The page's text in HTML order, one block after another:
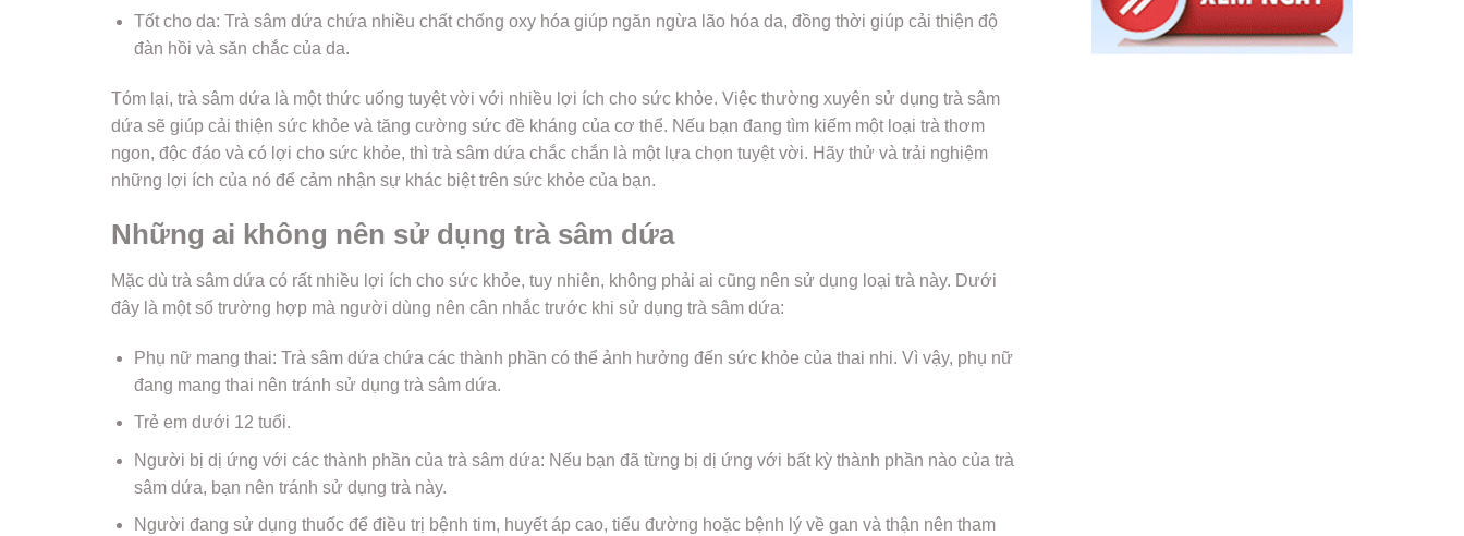
Tốt cho da: Trà sâm dứa chứa nhiều chất chống oxy hóa giúp ngăn ngừa lão hóa da, đồng thời giúp cải thiện độ
đàn hồi và săn chắc của da.
Tóm lại, trà sâm dứa là một thức uống tuyệt vời với nhiều lợi ích cho sức khỏe. Việc thường xuyên sử dụng trà sâm
dứa sẽ giúp cải thiện sức khỏe và tăng cường sức đề kháng của cơ thể. Nếu bạn đang tìm kiếm một loại trà thơm
ngon, độc đáo và có lợi cho sức khỏe, thì trà sâm dứa chắc chắn là một lựa chọn tuyệt vời. Hãy thử và trải nghiệm
những lợi ích của nó để cảm nhận sự khác biệt trên sức khỏe của bạn.
Những ai không nên sử dụng trà sâm dứa
Mặc dù trà sâm dứa có rất nhiều lợi ích cho sức khỏe, tuy nhiên, không phải ai cũng nên sử dụng loại trà này. Dưới
đây là một số trường hợp mà người dùng nên cân nhắc trước khi sử dụng trà sâm dứa:
Phụ nữ mang thai: Trà sâm dứa chứa các thành phần có thể ảnh hưởng đến sức khỏe của thai nhi. Vì vậy, phụ nữ
đang mang thai nên tránh sử dụng trà sâm dứa.
Trẻ em dưới 12 tuổi.
Người bị dị ứng với các thành phần của trà sâm dứa: Nếu bạn đã từng bị dị ứng với bất kỳ thành phần nào của trà
sâm dứa, bạn nên tránh sử dụng trà này.
Người đang sử dụng thuốc để điều trị bệnh tim, huyết áp cao, tiểu đường hoặc bệnh lý về gan và thận nên tham